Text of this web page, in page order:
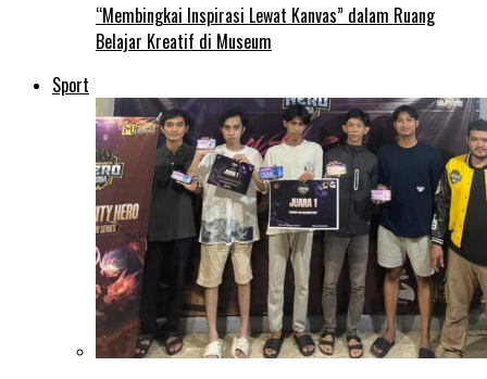
“Membingkai Inspirasi Lewat Kanvas” dalam Ruang
Belajar Kreatif di Museum
Sport